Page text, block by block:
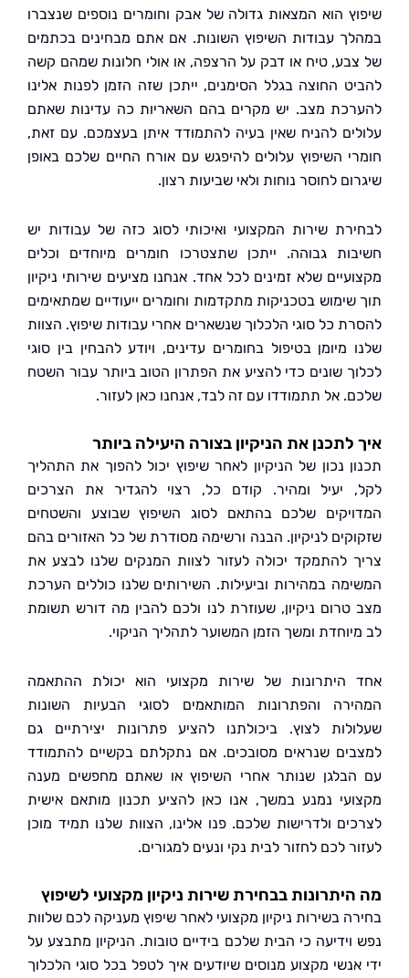
הוא המצאות גדולה של אבק וחומרים נוספים שנצברו
עבודות השיפוץ השונות. אם אתם מבחינים בכתמים
טיח או דבק על הרצפה, או אולי חלונות שמהם קשה
החוצה בגלל הסימנים, ייתכן שזה הזמן לפנות אלינו
מצב. יש מקרים בהם השאריות כה עדינות שאתם
להניח שאין בעיה להתמודד איתן בעצמכם. עם זאת,
השיפוץ עלולים להיפגש עם אורח החיים שלכם באופן
לחוסר נוחות ולאי שביעות רצון.
שירות המקצועי ואיכותי לסוג כזה של עבודות יש
גבוהה. ייתכן שתצטרכו חומרים מיוחדים וכלים
שלא זמינים לכל אחד. אנחנו מציעים שירותי ניקיון
בטכניקות מתקדמות וחומרים ייעודיים שמתאימים
כל סוגי הלכלוך שנשארים אחרי עבודות שיפוץ. הצוות
מיומן בטיפול בחומרים עדינים, ויודע להבחין בין סוגי
שונים כדי להציע את הפתרון הטוב ביותר עבור השטח
אל תתמודדו עם זה לבד, אנחנו כאן לעזור.
את הניקיון בצורה היעילה ביותר
נכון של הניקיון לאחר שיפוץ יכול להפוך את התהליך
יעיל ומהיר. קודם כל, רצוי להגדיר את הצרכים
שלכם בהתאם לסוג השיפוץ שבוצע והשטחים
לניקיון. הבנה ורשימה מסודרת של כל האזורים בהם
להתמקד יכולה לעזור לצוות המנקים שלנו לבצע את
במהירות וביעילות. השירותים שלנו כוללים הערכת
ניקיון, שעוזרת לנו ולכם להבין מה דורש תשומת
ומשך הזמן המשוער לתהליך הניקוי.
היתרונות של שירות מקצועי הוא יכולת ההתאמה
והפתרונות המותאמים לסוגי הבעיות השונות
לצוץ. ביכולתנו להציע פתרונות יצירתיים גם
שנראים מסובכים. אם נתקלתם בקשיים להתמודד
שנותר אחרי השיפוץ או שאתם מחפשים מענה
נמנע במשך, אנו כאן להציע תכנון מותאם אישית
ולדרישות שלכם. פנו אלינו, הצוות שלנו תמיד מוכן
לכם לחזור לבית נקי ונעים למגורים.
בבחירת שירות ניקיון מקצועי לשיפוץ
בשירות ניקיון מקצועי לאחר שיפוץ מעניקה לכם שלוות
כי הבית שלכם בידיים טובות. הניקיון מתבצע על
מקצוע מנוסים שיודעים איך לטפל בכל סוגי הלכלוך